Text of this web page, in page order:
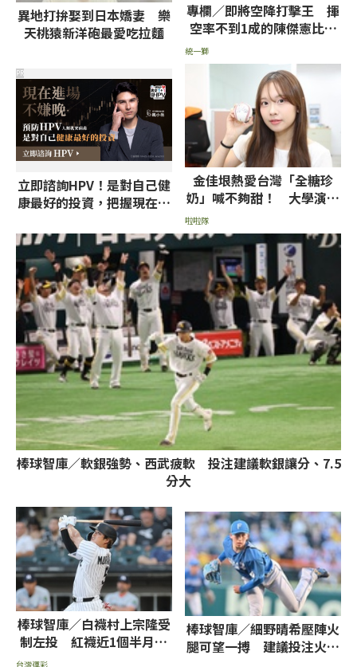
異地打拚娶到日本嬌妻 樂
天桃猿新洋砲最愛吃拉麵
專欄／即將空降打擊王 揮
空率不到1成的陳傑憲比張
統一獅
立即諮詢HPV！是對自己健
康最好的投資，把握現在不
PR
金佳垠熱愛台灣「全糖珍
奶」喊不夠甜！ 大學演講
啦啦隊
棒球智庫／軟銀強勢、西武疲軟 投注建議軟銀讓分、7.5
分大
棒球智庫／白襪村上宗隆受
制左投 紅襪近1個半月勝
率近8成看好搶頭香
台灣運彩
棒球智庫／細野晴希壓陣火
腿可望一搏 建議投注火腿